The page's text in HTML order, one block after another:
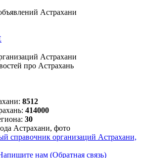
Астрахани
Астрахани
про Астрахань
8512
414000
30
справочник организаций Астрахани,
нам (Обратная связь)